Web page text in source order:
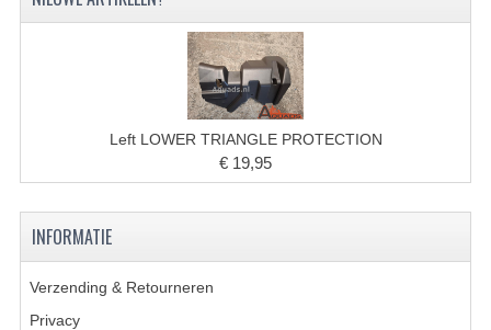
GEREEDSCHAP
BASHAN 300S-18
BASHAN 300S-A
BASHAN 400S
Left LOWER TRIANGLE PROTECTION
€ 19,95
INFORMATIE
Verzending & Retourneren
Privacy